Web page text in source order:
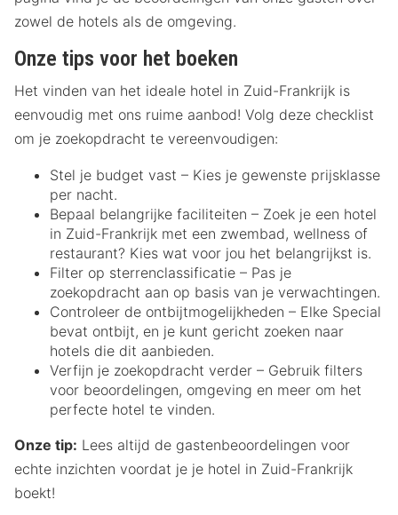
zowel de hotels als de omgeving.
Onze tips voor het boeken
Het vinden van het ideale hotel in Zuid-Frankrijk is
eenvoudig met ons ruime aanbod! Volg deze checklist
om je zoekopdracht te vereenvoudigen:
Stel je budget vast – Kies je gewenste prijsklasse
per nacht.
Bepaal belangrijke faciliteiten – Zoek je een hotel
in Zuid-Frankrijk met een zwembad, wellness of
restaurant? Kies wat voor jou het belangrijkst is.
Filter op sterrenclassificatie – Pas je
zoekopdracht aan op basis van je verwachtingen.
Controleer de ontbijtmogelijkheden – Elke Special
bevat ontbijt, en je kunt gericht zoeken naar
hotels die dit aanbieden.
Verfijn je zoekopdracht verder – Gebruik filters
voor beoordelingen, omgeving en meer om het
perfecte hotel te vinden.
Onze tip: Lees altijd de gastenbeoordelingen voor
echte inzichten voordat je je hotel in Zuid-Frankrijk
boekt!